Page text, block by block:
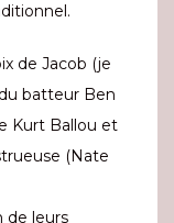
de Jacob (je
batteur Ben
Kurt Ballou et
(Nate
de leurs